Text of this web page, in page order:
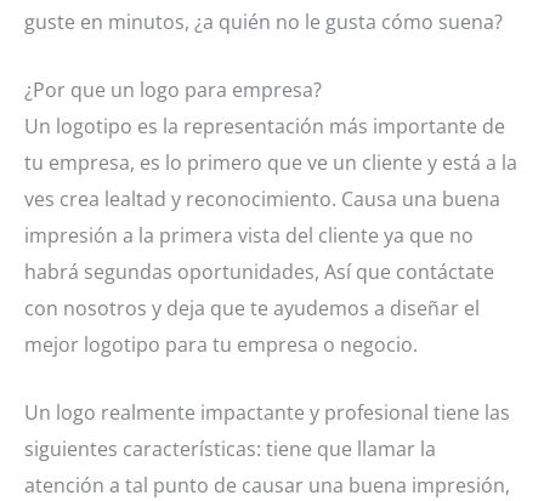
guste en minutos, ¿a quién no le gusta cómo suena?
¿Por que un logo para empresa?
Un logotipo es la representación más importante de
tu empresa, es lo primero que ve un cliente y está a la
ves crea lealtad y reconocimiento. Causa una buena
impresión a la primera vista del cliente ya que no
habrá segundas oportunidades, Así que contáctate
con nosotros y deja que te ayudemos a diseñar el
mejor logotipo para tu empresa o negocio.
Un logo realmente impactante y profesional tiene las
siguientes características: tiene que llamar la
atención a tal punto de causar una buena impresión,